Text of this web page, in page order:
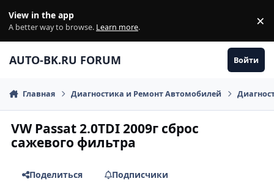
View in the app
A better way to browse. Learn more. ×
AUTO-BK.RU FORUM Войти
Главная Диагностика и Ремонт Автомобилей
VW Passat 2.0TDI 2009г сброс
сажевого фильтра
Поделиться
Подписчики